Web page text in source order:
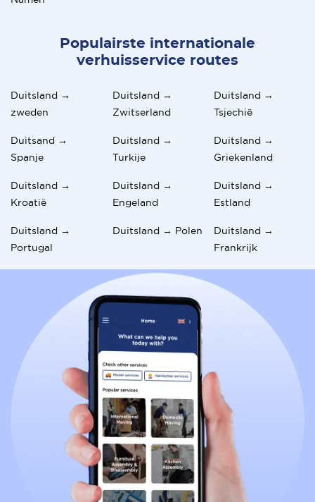
Populairste internationale
verhuisservice routes
Duitsland →
zweden
Duitsland →
Zwitserland
Duitsland →
Tsjechië
Duitsand →
Spanje
Duitsland →
Turkije
Duitsland →
Griekenland
Duitsland →
Kroatië
Duitsland →
Engeland
Duitsland →
Estland
Duitsland →
Portugal
Duitsland → Polen
Duitsland →
Frankrijk